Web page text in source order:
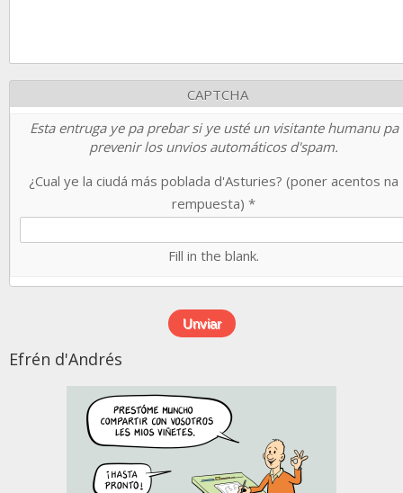
CAPTCHA
Esta entruga ye pa prebar si ye usté un visitante humanu pa
prevenir los unvios automáticos d'spam.
¿Cual ye la ciudá más poblada d'Asturies? (poner acentos na
rempuesta) *
Fill in the blank.
Efrén d'Andrés